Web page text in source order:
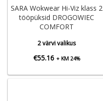
SARA Wokwear Hi-Viz klass 2
tööpüksid DROGOWIEC
COMFORT
2 värvi valikus
€55.16 + KM 24%